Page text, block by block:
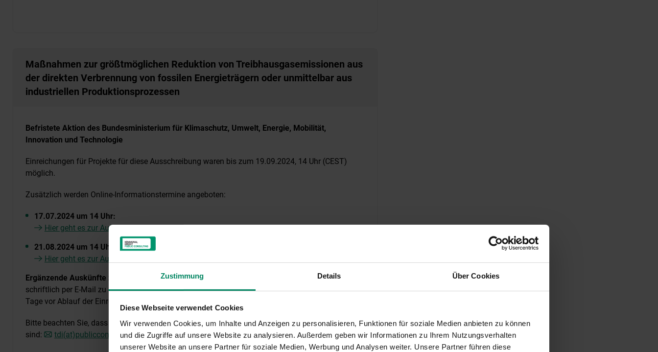
Zustimmung Details Über Cookies
Diese Webseite verwendet Cookies
Wir verwenden Cookies, um Inhalte und Anzeigen zu personalisieren, Funktionen für soziale Medien anbieten zu können
und die Zugriffe auf unsere Website zu analysieren. Außerdem geben wir Informationen zu Ihrem Nutzungsverhalten
unserer Website an unsere Partner für soziale Medien, Werbung und Analysen weiter. Unsere Partner führen diese
Maßnahmen zur größtmöglichen Reduktion von Treibhausgasemissionen aus
der direkten Verbrennung von fossilen Energieträgern oder unmittelbar aus
industriellen Produktionsprozessen
Befristete Aktion des Bundesministerium für Klimaschutz, Umwelt, Energie, Mobilität,
Innovation und Technologie
Einreichungen für Projekte für diese Ausschreibung waren bis zum 19.09.2024, 14 Uhr (CEST)
möglich.
Zusätzlich werden Online-Informationstermine angeboten:
17.07.2024 um 14 Uhr:
Hier geht es zur Aufzeichnung
21.08.2024 um 14 Uhr
Hier geht es zur Aufzeichnung
Ergänzende Auskünfte zur Ausschreibungsind spätestens 21 Tage vor Ablauf der Einreichfrist
schriftlich per E-Mail zu übermitteln. Die KPC wird die Auskünfte schnellstmöglich, spätestens 11
Tage vor Ablauf der Einreichfrist als FAQs auf der Webseite unter „Antrag“ veröffentlichen.
Bitte beachten Sie, dass sämtliche Anfragen zum Programm an folgende Emailadresse zu richten
sind:
tdi(at)publicconsulting.at